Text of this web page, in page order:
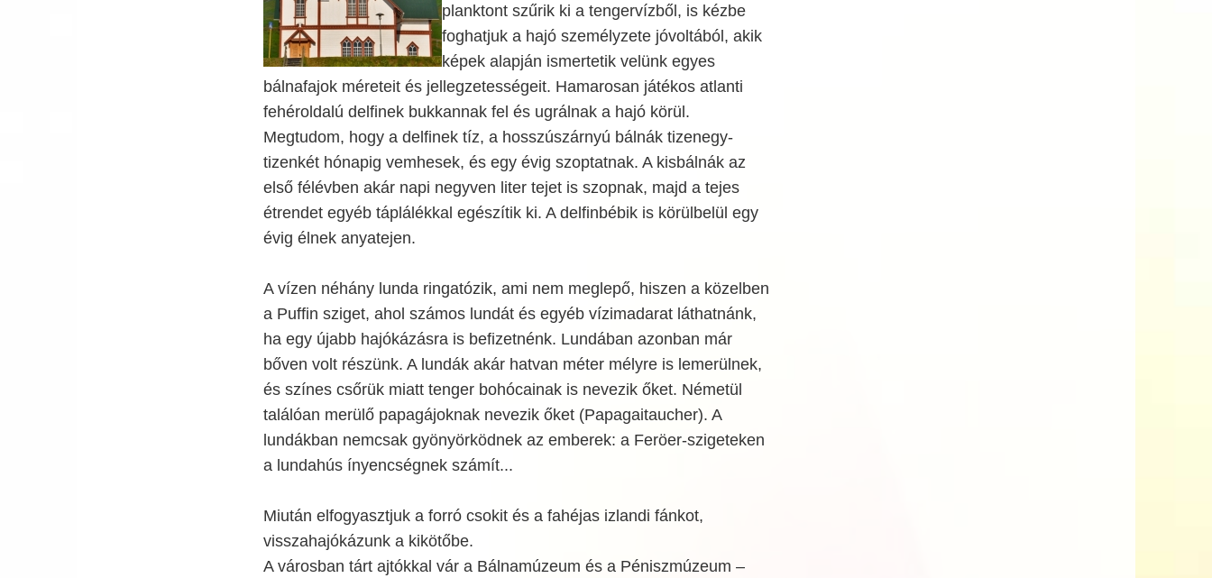
planktont szűrik ki a tengervízből, is kézbe
foghatjuk a hajó személyzete jóvoltából, akik
képek alapján ismertetik velünk egyes
bálnafajok méreteit és jellegzetességeit. Hamarosan játékos atlanti
fehéroldalú delfinek bukkannak fel és ugrálnak a hajó körül.
Megtudom, hogy a delfinek tíz, a hosszúszárnyú bálnák tizenegy-
tizenkét hónapig vemhesek, és egy évig szoptatnak. A kisbálnák az
első félévben akár napi negyven liter tejet is szopnak, majd a tejes
étrendet egyéb táplálékkal egészítik ki. A delfinbébik is körülbelül egy
évig élnek anyatejen.
A vízen néhány lunda ringatózik, ami nem meglepő, hiszen a közelben
a Puffin sziget, ahol számos lundát és egyéb vízimadarat láthatnánk,
ha egy újabb hajókázásra is befizetnénk. Lundában azonban már
bőven volt részünk. A lundák akár hatvan méter mélyre is lemerülnek,
és színes csőrük miatt tenger bohócainak is nevezik őket. Németül
találóan merülő papagájoknak nevezik őket (Papagaitaucher). A
lundákban nemcsak gyönyörködnek az emberek: a Feröer-szigeteken
a lundahús ínyencségnek számít...
Miután elfogyasztjuk a forró csokit és a fahéjas izlandi fánkot,
visszahajókázunk a kikötőbe.
A városban tárt ajtókkal vár a Bálnamúzeum és a Péniszmúzeum –